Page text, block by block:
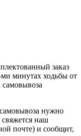
заказ
минутах ходьбы от
нужно
свяжется наш
почте) и сообщит,